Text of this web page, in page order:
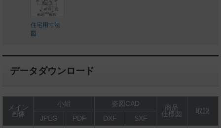
住宅用寸法
図
データダウンロード
メイン
画像
小組 姿図CAD
商品
仕様図
取説
JPEG
PDF DXF SXF